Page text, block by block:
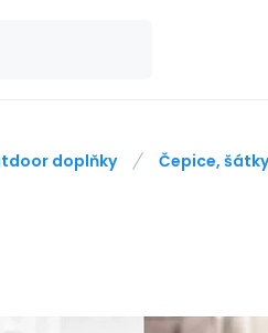
doplňky Čepice,